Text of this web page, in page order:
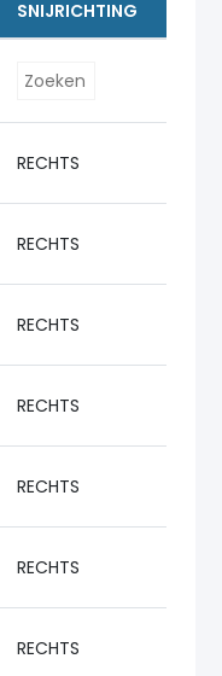
SNIJRICHTING
RECHTS
RECHTS
RECHTS
RECHTS
RECHTS
RECHTS
RECHTS